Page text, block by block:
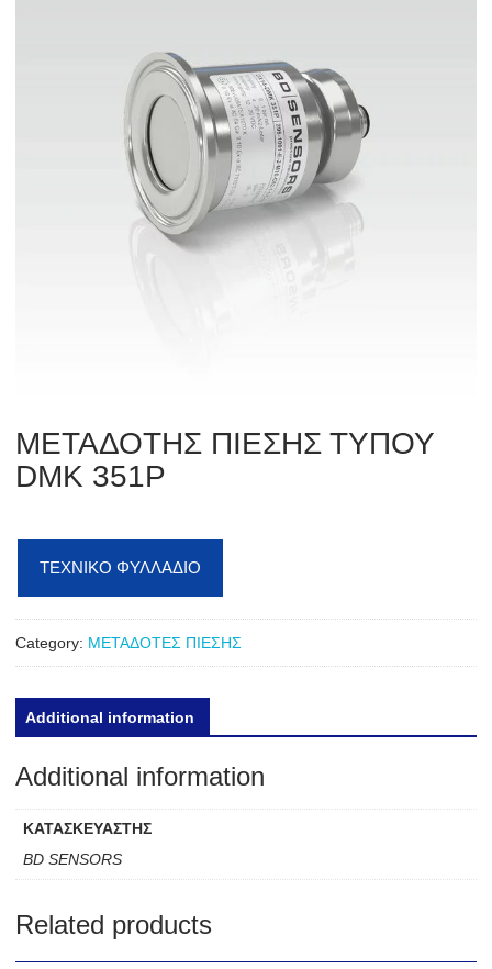
ΜΕΤΑΔΟΤΗΣ ΠΙΕΣΗΣ ΤΥΠΟΥ
DMK 351P
ΤΕΧΝΙΚΟ ΦΥΛΛΑΔΙΟ
Category: ΜΕΤΑΔΟΤΕΣ ΠΙΕΣΗΣ
Additional information
Additional information
ΚΑΤΑΣΚΕΥΑΣΤΗΣ
BD SENSORS
Related products